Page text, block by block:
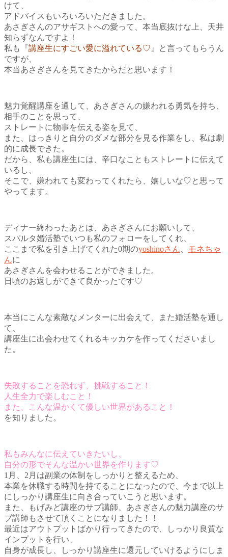
けて、
アドバイスもいろいろいただきました。
あさぎさんのアサギストへの愛って、 本当底抜けな上、天井
知らずなんですよ！
私も『講座生にすごい愛に溢れている♡ 』
と言ってもらうん
ですが、
本当あさぎさんを見てきたからだと思います！
魅力覚醒講座を通して、 あさぎさんの嫌われる勇気を持ち、
相手のことを思って、
ストレートに物事を伝える姿を見て、
また、はっきりと自分のダメな部分を見る作業をし、私は劇
的に成長できた。
だから、私も講座生には、辛口なこともストレートに伝えて
いるし、
そこで、嫌われても変わってくれたら、嬉しいな♡と思って
やってます。
ディナー終わったあとは、 あさぎさんにお願いして、
スパルタ婚活塾でいつも私のフォローをしてくれ、
ここまで私を引き上げてくれた0期のyoshinoさん
モネちゃ
んに
あさぎさんを会わせることができました。
日頃のお返しができて良かったです♡
本当にこんな素敵なメンターに出会えて、
また婚活塾を通し
て、
講座生に出会わせてくれるキッカケを作ってくださいまし
た。
失敗することを恐れず、挑戦すること！
人生全力で楽しむこと！
また、こんな温かくて優しい世界があること！
を知りました。
私もみんなに伝えていきたいし、
自分の形でそんな温かい世界を作ります♡
1月、2月は副業の体制をしっかりと整えるため、
本業を休職する時間を持てることになったので、今まで以上
にしっかり講座生に向き合っていこうと思います。
また、もげみど講座のサブ講師、あさぎさんの魅力講座のサ
ブ講師もさせて頂くことになりました！！
最近はアウトプットばかり行ってきたので、
しっかり良質な
インプットを行い、
自身が成長し、しっかり 講座生に還元していけるようにしま